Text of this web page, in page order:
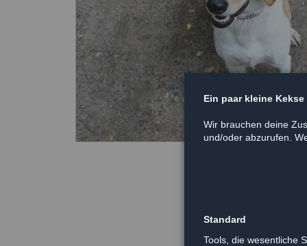
Ein paar kleine
Wir brauchen deine
und/oder abzurufen.
Standard
Tools, die wesentliche